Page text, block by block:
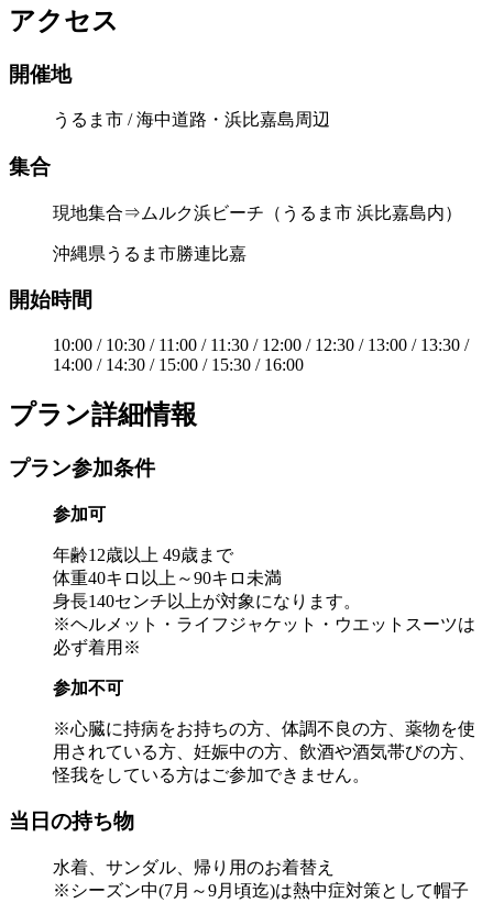
アクセス
開催地
うるま市 / 海中道路・浜比嘉島周辺
集合
現地集合⇒ムルク浜ビーチ（うるま市 浜比嘉島内）
沖縄県うるま市勝連比嘉
開始時間
10:00 / 10:30 / 11:00 / 11:30 / 12:00 / 12:30 / 13:00 / 13:30 /
14:00 / 14:30 / 15:00 / 15:30 / 16:00
プラン詳細情報
プラン参加条件
参加可
年齢12歳以上 49歳まで
体重40キロ以上～90キロ未満
身長140センチ以上が対象になります。
※ヘルメット・ライフジャケット・ウエットスーツは
必ず着用※
参加不可
※心臓に持病をお持ちの方、体調不良の方、薬物を使
用されている方、妊娠中の方、飲酒や酒気帯びの方、
怪我をしている方はご参加できません。
当日の持ち物
水着、サンダル、帰り用のお着替え
※シーズン中(7月～9月頃迄)は熱中症対策として帽子